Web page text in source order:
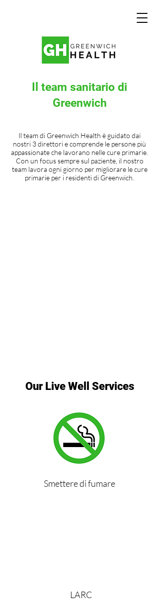
Il team sanitario di
Greenwich
Il team di Greenwich Health è guidato dai
nostri 3 direttori e comprende le persone più
appassionate che lavorano nelle cure primarie.
Con un focus sempre sul paziente, il nostro
team lavora ogni giorno per migliorare le cure
primarie per i residenti di Greenwich.
Our Live Well Services
Smettere di fumare
LARC